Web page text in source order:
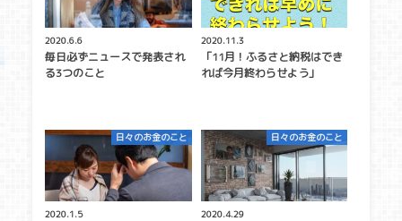
2020.6.6
毎日必ずニュースで発表され
る3つのこと
2020.11.3
「11月！ふるさと納税はでき
れば今月終わらせよう」
日々のお金のこと
2020.1.5
日々のお金のこと
2020.4.29